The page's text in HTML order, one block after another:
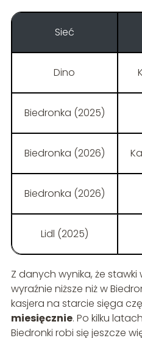
Sieć
Dino
Biedronka (2025)
Biedronka (2026)
Biedronka (2026)
Lidl (2025)
Z danych wynika, że
wyraźnie niższe niż w
kasjera na starcie sięga
miesięcznie. Po kilku
Biedronki robi się jeszcze